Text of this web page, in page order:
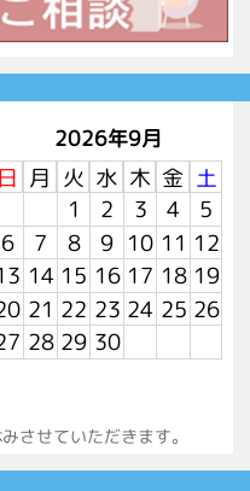
2026年9月
日 月 火 水 木 金 土
1
2 3 4
5
6
7 8 9 10 11 12
14 15 16 17 18 19
21 22 23 24 25 26
28 29 30
させていただきます。